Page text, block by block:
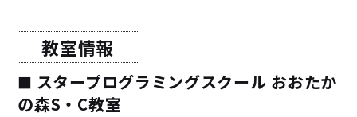
教室情報
スタープログラミングスクール おおたか
の森S・C教室